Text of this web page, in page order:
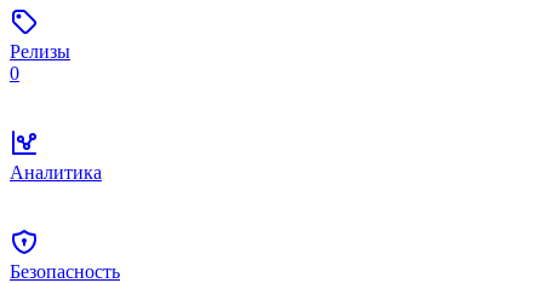
Релизы
0
Аналитика
Безопасность